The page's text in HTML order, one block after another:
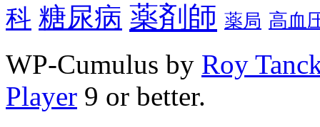
科 糖尿病 薬剤師 薬局 高血
WP-Cumulus by Roy
Player 9 or better.